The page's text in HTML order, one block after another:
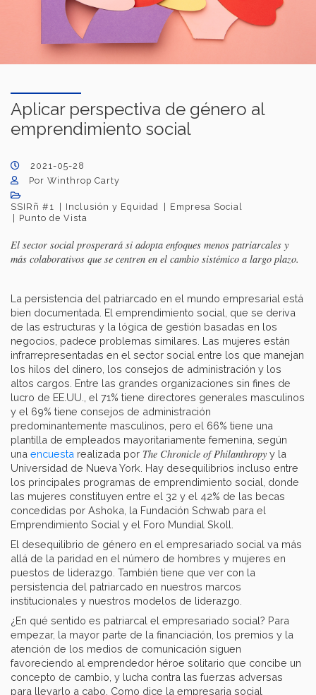
Aplicar perspectiva de género al
emprendimiento social
2021-05-28
Por Winthrop Carty
SSIRñ #1 Inclusión y Equidad
Empresa Social
Punto de Vista
El sector social prosperará si adopta enfoques menos patriarcales y
más colaborativos que se centren en el cambio sistémico a largo plazo.
La persistencia del patriarcado en el mundo empresarial está
bien documentada. El emprendimiento social, que se deriva
de las estructuras y la lógica de gestión basadas en los
negocios, padece problemas similares. Las mujeres están
infrarrepresentadas en el sector social entre los que manejan
los hilos del dinero, los consejos de administración y los
altos cargos. Entre las grandes organizaciones sin fines de
lucro de EE.UU., el 71% tiene directores generales masculinos
y el 69% tiene consejos de administración
predominantemente masculinos, pero el 66% tiene una
plantilla de empleados mayoritariamente femenina, según
una encuesta realizada por The Chronicle of Philanthropy y la
Universidad de Nueva York. Hay desequilibrios incluso entre
los principales programas de emprendimiento social, donde
las mujeres constituyen entre el 32 y el 42% de las becas
concedidas por Ashoka, la Fundación Schwab para el
Emprendimiento Social y el Foro Mundial Skoll.
El desequilibrio de género en el empresariado social va más
allá de la paridad en el número de hombres y mujeres en
puestos de liderazgo. También tiene que ver con la
persistencia del patriarcado en nuestros marcos
institucionales y nuestros modelos de liderazgo.
¿En qué sentido es patriarcal el empresariado social? Para
empezar, la mayor parte de la financiación, los premios y la
atención de los medios de comunicación siguen
favoreciendo al emprendedor héroe solitario que concibe un
concepto de cambio, y lucha contra las fuerzas adversas
para llevarlo a cabo. Como dice la empresaria social